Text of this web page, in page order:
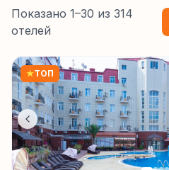
Показано 1–30 из 314
отелей
★ТОП